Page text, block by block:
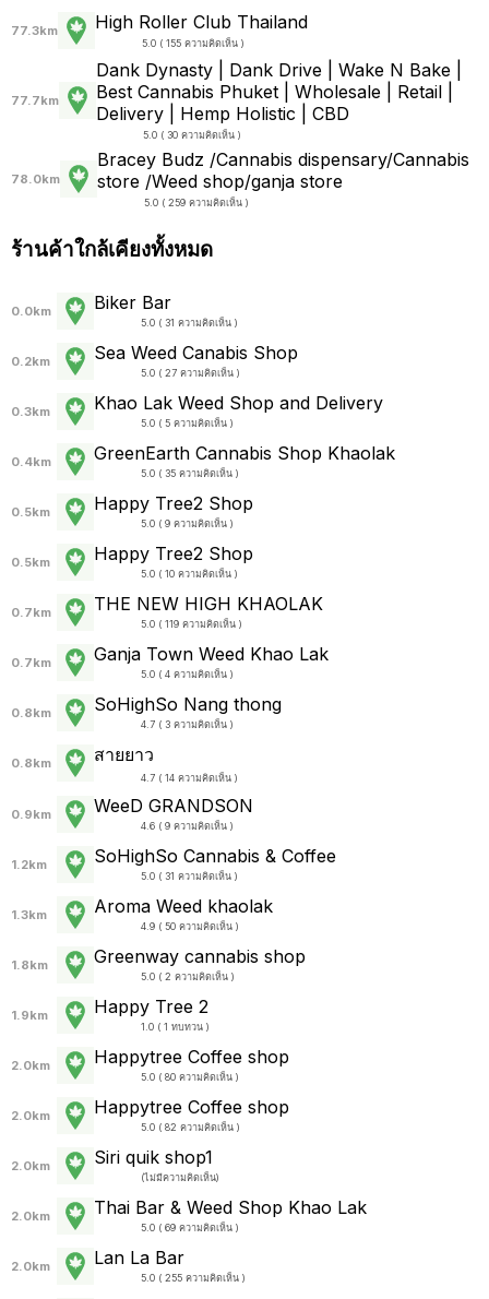
77.3km High Roller Club Thailand
5.0 ( 155 ความคิดเห็น )
77.7km
Dank Dynasty | Dank Drive | Wake N Bake |
Best Cannabis Phuket | Wholesale | Retail |
Delivery | Hemp Holistic | CBD
5.0 ( 30 ความคิดเห็น )
78.0km
Bracey Budz /Cannabis dispensary/Cannabis
store /Weed shop/ganja store
5.0 ( 259 ความคิดเห็น )
ร้านค้าใกล้เคียงทั้งหมด
0.0km Biker Bar
5.0 ( 31 ความคิดเห็น )
0.2km Sea Weed Canabis Shop
5.0 ( 27 ความคิดเห็น )
0.3km Khao Lak Weed Shop and Delivery
5.0 ( 5 ความคิดเห็น )
0.4km GreenEarth Cannabis Shop Khaolak
5.0 ( 35 ความคิดเห็น )
0.5km Happy Tree2 Shop
5.0 ( 9 ความคิดเห็น )
0.5km Happy Tree2 Shop
5.0 ( 10 ความคิดเห็น )
0.7km THE NEW HIGH KHAOLAK
5.0 ( 119 ความคิดเห็น )
0.7km Ganja Town Weed Khao Lak
5.0 ( 4 ความคิดเห็น )
0.8km SoHighSo Nang thong
4.7 ( 3 ความคิดเห็น )
0.8km สายยาว
4.7 ( 14 ความคิดเห็น )
0.9km WeeD GRANDSON
4.6 ( 9 ความคิดเห็น )
1.2km SoHighSo Cannabis & Coffee
5.0 ( 31 ความคิดเห็น )
1.3km Aroma Weed khaolak
4.9 ( 50 ความคิดเห็น )
1.8km Greenway cannabis shop
5.0 ( 2 ความคิดเห็น )
1.9km Happy Tree 2
1.0 ( 1 ทบทวน )
2.0km Happytree Coffee shop
5.0 ( 80 ความคิดเห็น )
2.0km Happytree Coffee shop
5.0 ( 82 ความคิดเห็น )
2.0km Siri quik shop1
(ไม่มีความคิดเห็น)
2.0km Thai Bar & Weed Shop Khao Lak
5.0 ( 69 ความคิดเห็น )
2.0km Lan La Bar
5.0 ( 255 ความคิดเห็น )